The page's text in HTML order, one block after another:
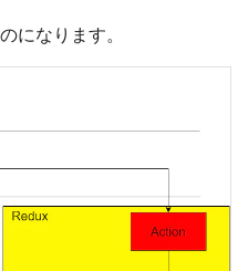
になります。